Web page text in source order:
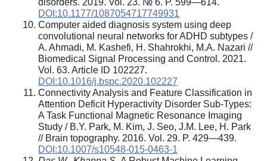
disorders. 2019. Vol. 23. № 6. P. 599—614.
DOI:10.1177/1087054717749931
Computer aided diagnosis system using deep
convolutional neural networks for ADHD subtypes /
A. Ahmadi, M. Kashefi, H. Shahrokhi, M.A. Nazari //
Biomedical Signal Processing and Control. 2021.
Vol. 63. Article ID 102227.
DOI:10.1016/j.bspc.2020.102227
Connectivity Analysis and Feature Classification in
Attention Deficit Hyperactivity Disorder Sub-Types:
A Task Functional Magnetic Resonance Imaging
Study / B.Y. Park, M. Kim, J. Seo, J.M. Lee, H. Park
// Brain topography. 2016. Vol. 29. P. 429—439.
DOI:10.1007/s10548-015-0463-1